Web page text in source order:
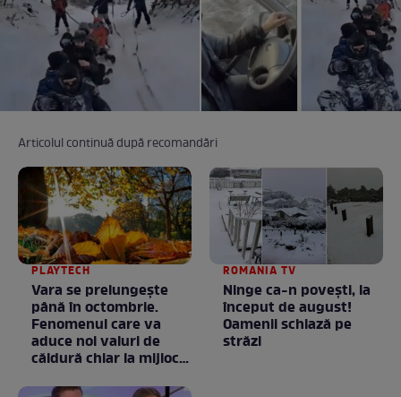
Articolul continuă după recomandări
PLAYTECH
Vara se prelungeşte
până în octombrie.
Fenomenul care va
aduce noi valuri de
căldură chiar la mijlocul
ROMANIA TV
Ninge ca-n povești, la
început de august!
Oamenii schiază pe
străzi